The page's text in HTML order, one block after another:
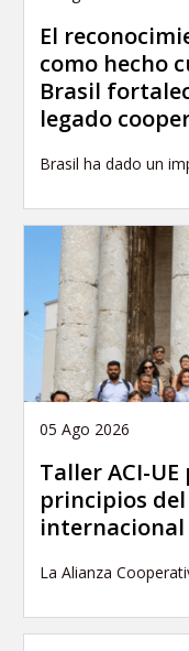
El
como hecho
Brasil
legado
Brasil ha dado un
05 Ago 2026
Taller ACI-
principios
internacional
La Alianza